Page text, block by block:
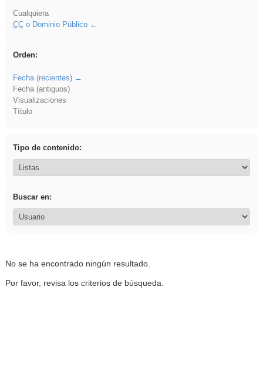
Cualquiera
CCo Dominio Público
Orden:
Fecha (recientes)
Fecha (antiguos)
Visualizaciones
Título
Tipo de contenido:
Buscar en:
No se ha encontrado ningún resultado.
Por favor, revisa los criterios de búsqueda.